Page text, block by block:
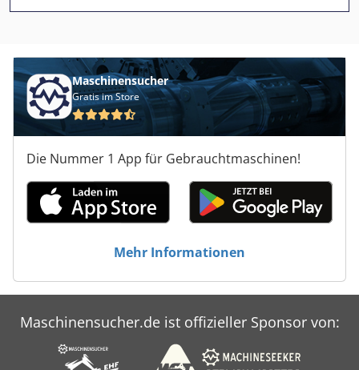
Maschinensucher
Gratis im Store
Die Nummer 1 App für Gebrauchtmaschinen!
Mehr Informationen
Maschinensucher.de ist offizieller Sponsor von: